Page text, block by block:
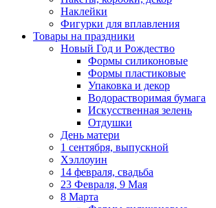
Наклейки
Фигурки для вплавления
Товары на праздники
Новый Год и Рождество
Формы силиконовые
Формы пластиковые
Упаковка и декор
Водорастворимая бумага
Искусственная зелень
Отдушки
День матери
1 сентября, выпускной
Хэллоуин
14 февраля, свадьба
23 Февраля, 9 Мая
8 Марта